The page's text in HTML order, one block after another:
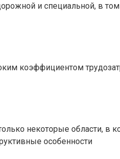
и специальной, в
коэффициентом
некоторые области, в
особенности